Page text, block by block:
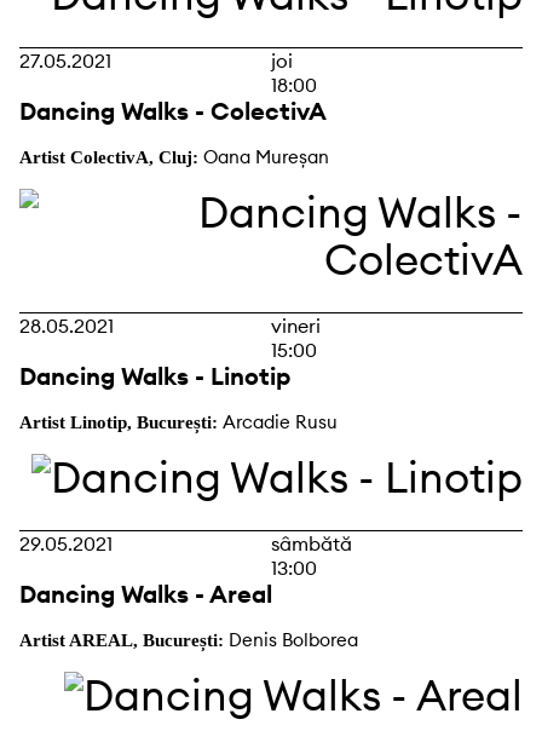
27.05.2021
joi
18:00
Dancing Walks - ColectivA
Artist ColectivA, Cluj: Oana Mureșan
28.05.2021
vineri
15:00
Dancing Walks - Linotip
Artist Linotip, București: Arcadie Rusu
29.05.2021
sâmbătă
13:00
Dancing Walks - Areal
Artist AREAL, București: Denis Bolborea